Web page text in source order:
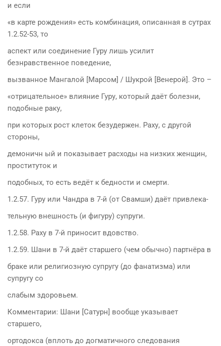
и если
«в карте рождения» есть комбинация, описанная в сутрах
1.2.52-53, то
аспект или соединение Гуру лишь усилит
безнравственное поведение,
вызванное Мангалой [Марсом] / Шукрой [Венерой]. Это –
«отрицательное» влияние Гуру, который даёт болезни,
подобные раку,
при которых рост клеток безудержен. Раху, с другой
стороны,
демоничн ый и показывает расходы на низких женщин,
проституток и
подобных, то есть ведёт к бедности и смерти.
1.2.57. Гуру или Чандра в 7-й (от Свамши) даёт привлека-
тельную внешность (и фигуру) супруги.
1.2.58. Раху в 7-й приносит вдовство.
1.2.59. Шани в 7-й даёт старшего (чем обычно) партнёра в
браке или религиозную супругу (до фанатизма) или
супругу со
слабым здоровьем.
Комментарии: Шани [Сатурн] вообще указывает
старшего,
ортодокса (вплоть до догматичного следования